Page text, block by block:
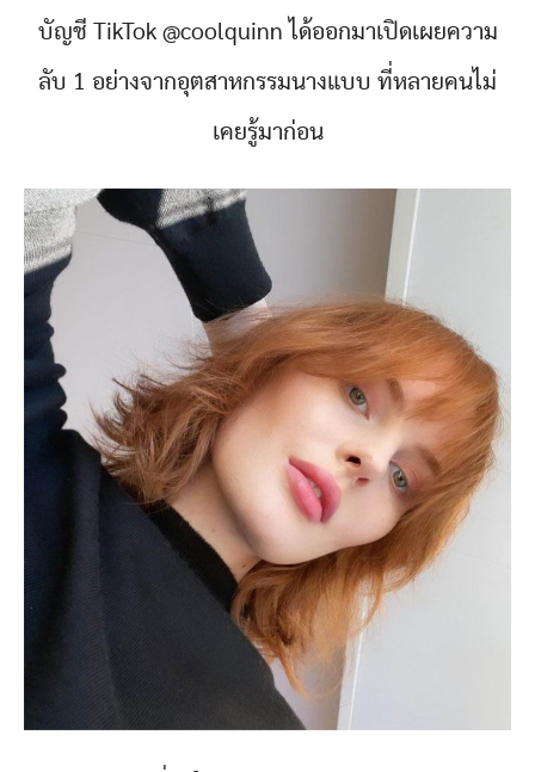
บัญชี TikTok @coolquinn ได้ออกมาเปิดเผยความ
ลับ 1 อย่างจากอุตสาหกรรมนางแบบ ที่หลายคนไม่
เคยรู้มาก่อน